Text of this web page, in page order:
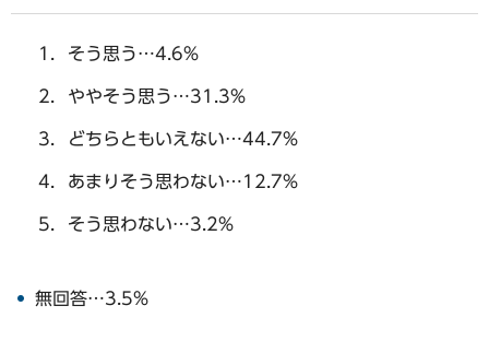
そう思う…4.6%
ややそう思う…31.3%
どちらともいえない…44.7%
あまりそう思わない…12.7%
そう思わない…3.2%
無回答…3.5%